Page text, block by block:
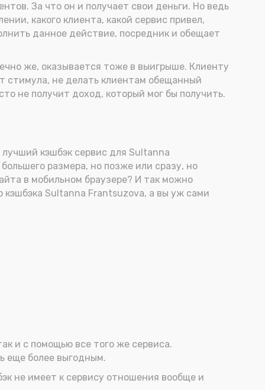
За что он и получает свои деньги. Но ведь
какого клиента, какой сервис привел,
данное действие, посредник и обещает
же, оказывается тоже в выигрыше. Клиенту
стимула, не делать клиентам обещанный
не получит доход, который мог бы получить.
кэшбэк сервис для Sultanna
размера, но позже или сразу, но
в мобильном браузере? И так можно
Sultanna Frantsuzova, а вы уж сами
и с помощью все того же сервиса.
еще более выгодным.
не имеет к сервису отношения вообще и